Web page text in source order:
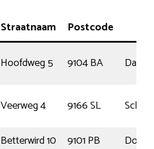
Straatnaam Postcode
Hoofdweg 5 9104 BA
Veerweg 4 9166 SL
Betterwird 10 9101 PB